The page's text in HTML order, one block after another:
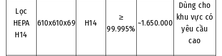
Lọc
HEPA
H14
610x610x69 H14
≥
99.995%
~1.650.000
Dùng cho
khu vực có
yêu cầu
cao